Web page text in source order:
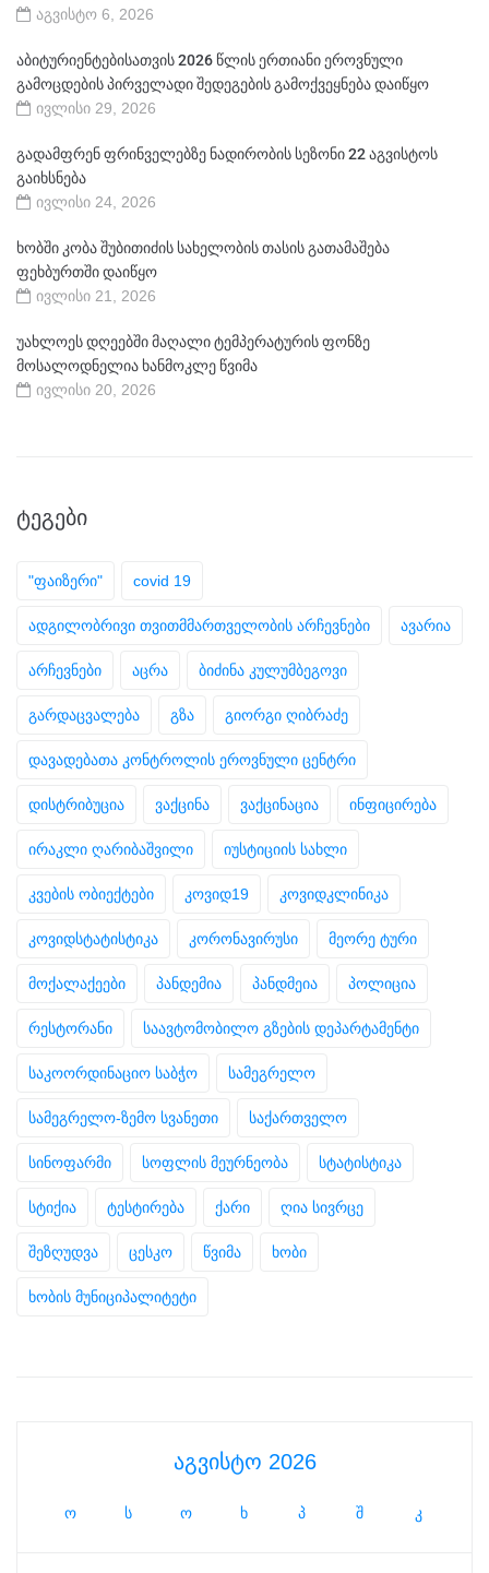
აგვისტო 6, 2026
აბიტურიენტებისათვის 2026 წლის ერთიანი ეროვნული
გამოცდების პირველადი შედეგების გამოქვეყნება დაიწყო
ივლისი 29, 2026
გადამფრენ ფრინველებზე ნადირობის სეზონი 22 აგვისტოს
გაიხსნება
ივლისი 24, 2026
ხობში კობა შუბითიძის სახელობის თასის გათამაშება
ფეხბურთში დაიწყო
ივლისი 21, 2026
უახლოეს დღეებში მაღალი ტემპერატურის ფონზე
მოსალოდნელია ხანმოკლე წვიმა
ივლისი 20, 2026
ᲢᲔᲒᲔᲑᲘ
"ფაიზერი" covid 19
ადგილობრივი თვითმმართველობის არჩევნები ავარია
არჩევნები აცრა ბიძინა კულუმბეგოვი
გარდაცვალება გზა გიორგი ღიბრაძე
დავადებათა კონტროლის ეროვნული ცენტრი
დისტრიბუცია ვაქცინა ვაქცინაცია ინფიცირება
ირაკლი ღარიბაშვილი იუსტიციის სახლი
კვების ობიექტები კოვიდ19 კოვიდკლინიკა
კოვიდსტატისტიკა კორონავირუსი მეორე ტური
მოქალაქეები პანდემია პანდმეია პოლიცია
რესტორანი საავტომობილო გზების დეპარტამენტი
საკოორდინაციო საბჭო სამეგრელო
სამეგრელო-ზემო სვანეთი საქართველო
სინოფარმი სოფლის მეურნეობა სტატისტიკა
სტიქია ტესტირება ქარი ღია სივრცე
შეზღუდვა ცესკო წვიმა ხობი
ხობის მუნიციპალიტეტი
აგვისტო 2026
ო ს ო ხ პ შ კ